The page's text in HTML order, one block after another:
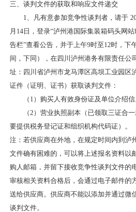
三、谈判文件的获取和响应文件递交
1、凡有意参加竞争性谈判者，请于
月14日，登录“泸州港国际集装箱码头网站
告栏”查看公告，并于上午9时至12时，下
间，下同），在四川泸州港务有限责任公
址：四川省泸州市龙马潭区高坝工业园区
证件（证明、证书）获取谈判文件：
（1）购买人有效身份证及单位介绍信
（2）营业执照副本（已领取三证合
要提供税务登记证和组织机构代码证）。
注：若供应商在外地，在规定时间内到泸
文件确有困难的，可以将上述报名资料以
购人邮箱，并留下接收竞争性谈判文件的
审核相关资料合格后，会通过电子邮件的
送给供应商。供应商不能以添加并通过微
谈判文件。